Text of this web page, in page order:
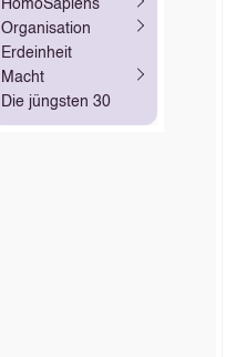
HomoSapiens
Organisation
Erdeinheit
Macht
Die jüngsten 30